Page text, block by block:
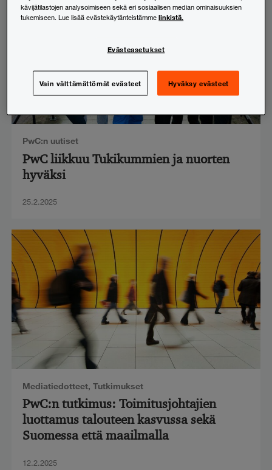
PwC:n uutiset
PwC liikkuu Tukikummien ja nuorten
hyväksi
25.2.2025
Mediatiedotteet, Tutkimukset
PwC:n tutkimus: Toimitusjohtajien
luottamus talouteen kasvussa sekä
Suomessa että maailmalla
12.2.2025
kävijätilastojen analysoimiseen sekä eri sosiaalisen median ominaisuuksien
tukemiseen. Lue lisää evästekäytänteistämmelinkistä.
Evästeasetukset
Vain välttämättömät evästeet Hyväksy evästeet